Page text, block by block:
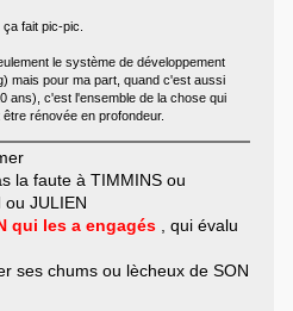
fait pic-pic.
le système de développement
mais pour ma part, quand c'est aussi
ans), c'est l'ensemble de la chose qui
rénovée en profondeur.
la faute à TIMMINS ou
ou JULIEN
qui les a engagés, qui évalu
ses chums ou lècheux de SON